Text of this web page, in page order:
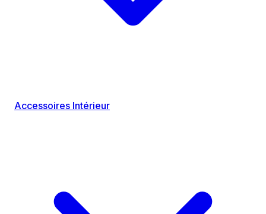
Accessoires Intérieur